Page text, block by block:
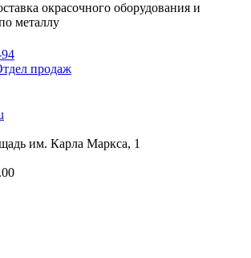
окрасочного оборудования и
металлу
продаж
им. Карла Маркса, 1